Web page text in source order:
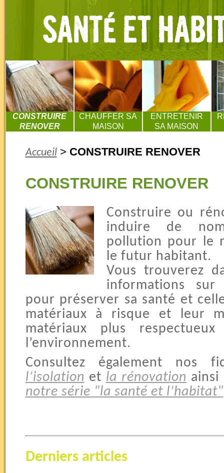
CONSTRUIRE
RENOVER
CHAUFFER SA
MAISON
ENTRETENIR
SA MAISON
Accueil> CONSTRUIRE RENOVER
CONSTRUIRE RENOVER
Construire ou
induire de
pollution pour le
le futur habitant.
Vous trouverez
informations
pour préserver sa santé et
matériaux à risque et leur
matériaux plus
l’environnement.
Consultez également nos
l’isolation et la rénovation
notre série "la santé et l’habitat"
Derniers articles